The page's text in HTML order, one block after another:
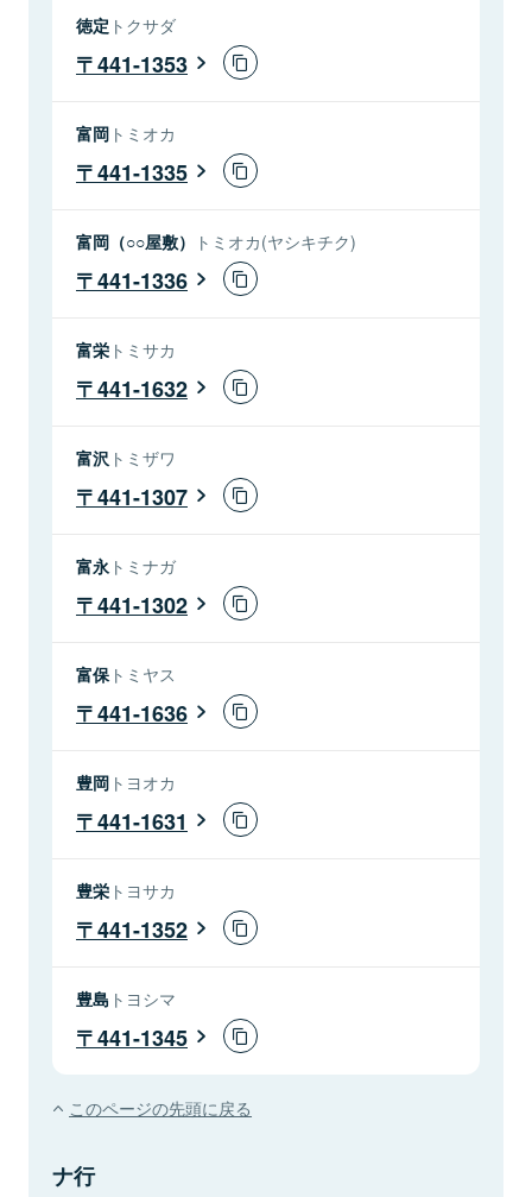
徳定 トクサダ
441-1353
富岡 トミオカ
441-1335
富岡（○○屋敷） トミオカ(ヤシキチク)
441-1336
富栄 トミサカ
441-1632
富沢 トミザワ
441-1307
富永 トミナガ
441-1302
富保 トミヤス
441-1636
豊岡 トヨオカ
441-1631
豊栄 トヨサカ
441-1352
豊島 トヨシマ
441-1345
このページの先頭に戻る
ナ行